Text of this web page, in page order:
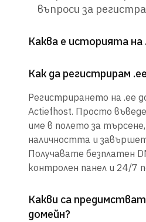
въпроси за
Каква е историята на
Как да регистрирам
Регистрирането на .ee
Actiefhost. Просто
име в полето за
наличността и
Получавате безплатен
контролен панел и 24/7
Какви са
домейн?